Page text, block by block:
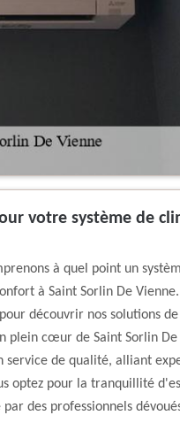
votre système de
à quel point un
à Saint Sorlin De
découvrir nos solutions
plein cœur de Saint Sorlin
service de qualité, alliant
optez pour la tranquillité
des professionnels